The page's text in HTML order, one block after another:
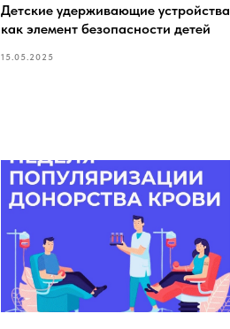
Детские удерживающие устройства
как элемент безопасности детей
15.05.2025